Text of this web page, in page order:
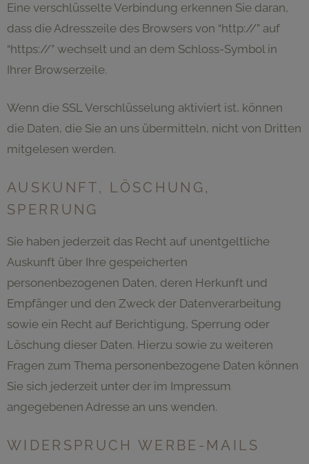
Eine verschlüsselte Verbindung erkennen Sie daran,
dass die Adresszeile des Browsers von “http://” auf
“https://” wechselt und an dem Schloss-Symbol in
Ihrer Browserzeile.
Wenn die SSL Verschlüsselung aktiviert ist, können
die Daten, die Sie an uns übermitteln, nicht von Dritten
mitgelesen werden.
AUSKUNFT, LÖSCHUNG,
SPERRUNG
Sie haben jederzeit das Recht auf unentgeltliche
Auskunft über Ihre gespeicherten
personenbezogenen Daten, deren Herkunft und
Empfänger und den Zweck der Datenverarbeitung
sowie ein Recht auf Berichtigung, Sperrung oder
Löschung dieser Daten. Hierzu sowie zu weiteren
Fragen zum Thema personenbezogene Daten können
Sie sich jederzeit unter der im Impressum
angegebenen Adresse an uns wenden.
WIDERSPRUCH WERBE-MAILS